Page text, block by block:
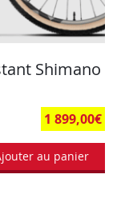
Shimano
1 899,00€
au panier